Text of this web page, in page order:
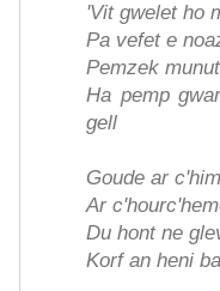
'Vit gwelet ho
Pa vefet e
Pemzek
Ha pemp
gell
Goude ar
Ar
Du hont ne
Korf an heni